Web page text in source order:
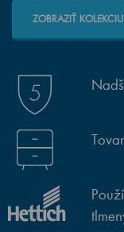
ZOBRAZIŤ KOLEKCIU